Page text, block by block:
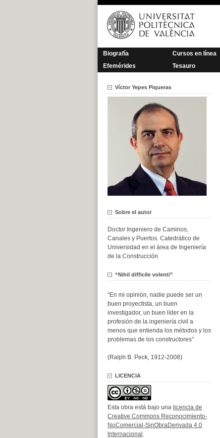
Saltar
contenido
Biografía Cursos en línea
Efemérides
Tesauro
Víctor Yepes Piqueras
Sobre el autor
Doctor Ingeniero de Caminos,
Canales y Puertos. Catedrático de
Universidad en el área de Ingeniería
de la Construcción
“Nihil difficile volenti”
“En mi opinión, nadie puede ser un
buen proyectista, un buen
investigador, un buen líder en la
profesión de la ingeniería civil a
menos que entienda los métodos y los
problemas de los constructores”
(Ralph B. Peck, 1912-2008)
LICENCIA
Esta obra está bajo una licencia de
Creative Commons Reconocimiento-
NoComercial-SinObraDerivada 4.0
Internacional .